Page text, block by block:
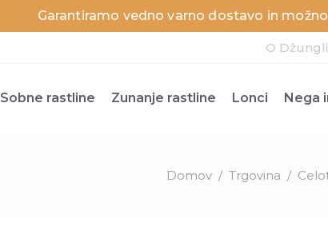
Garantiramo vedno varno dostavo in
O Džungli
Sobne rastline Zunanje rastline Lonci Nega
Domov / Trgovina /